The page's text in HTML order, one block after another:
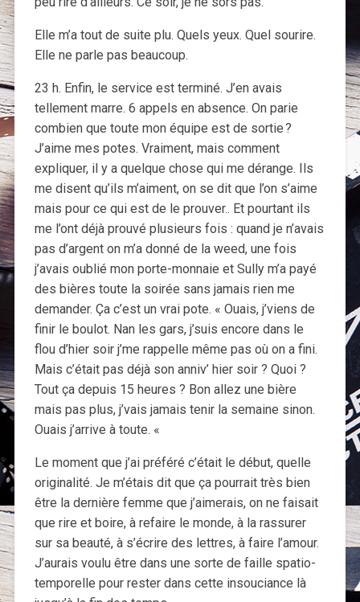
Elle m’a tout de suite plu. Quels yeux. Quel sourire.
Elle ne parle pas beaucoup.
23 h. Enfin, le service est terminé. J’en avais
tellement marre. 6 appels en absence. On parie
combien que toute mon équipe est de sortie ?
J’aime mes potes. Vraiment, mais comment
expliquer, il y a quelque chose qui me dérange. Ils
me disent qu’ils m’aiment, on se dit que l’on s’aime
mais pour ce qui est de le prouver.. Et pourtant ils
me l’ont déjà prouvé plusieurs fois : quand je n’avais
pas d’argent on m’a donné de la weed, une fois
j’avais oublié mon porte-monnaie et Sully m’a payé
des bières toute la soirée sans jamais rien me
demander. Ça c’est un vrai pote. « Ouais, j’viens de
finir le boulot. Nan les gars, j’suis encore dans le
flou d’hier soir j’me rappelle même pas où on a fini.
Mais c’était pas déjà son anniv’ hier soir ? Quoi ?
Tout ça depuis 15 heures ? Bon allez une bière
mais pas plus, j’vais jamais tenir la semaine sinon.
Ouais j’arrive à toute. «
Le moment que j’ai préféré c’était le début, quelle
originalité. Je m’étais dit que ça pourrait très bien
être la dernière femme que j’aimerais, on ne faisait
que rire et boire, à refaire le monde, à la rassurer
sur sa beauté, à s’écrire des lettres, à faire l’amour.
J’aurais voulu être dans une sorte de faille spatio-
temporelle pour rester dans cette insouciance là